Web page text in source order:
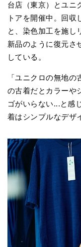
台店（東京）とユニ
トアを開催中。回
と、染色加工を施し
新品のように復元さ
している。
「ユニクロの無地
の古着だとカラーや
ゴがいらない...と感
着はシンプルなデザ